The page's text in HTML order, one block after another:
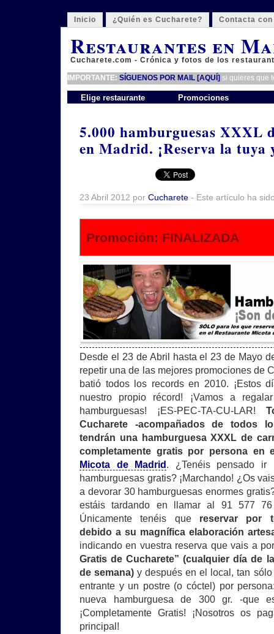
Inicio ¿Quién es Cucharete? Contacta
Restaurantes en
Cucharete.com - Crónica y fotos de los
IMPORTANTE: SÍGUENOS POR MAIL [AQUÍ] si quieres que
Elige restaurante Promociones
5.000 hamburguesas XXXL
en Madrid. ¡Reserva la tuya
23 Abril 2012 por Cucharete - Este artículo ha
Promoción: FINALIZADA
Desde el 23 de Abril hasta el 23 de Mayo
repetir una de las mejores promociones de
batió todos los records en 2010. ¡Estos
nuestro propio récord! ¡Vamos a
hamburguesas! ¡ES-PEC-TA-CU-LAR!
Cucharete -acompañados de todos
tendrán una hamburguesa XXXL de
completamente gratis por persona en
Micota de Madrid . ¿Tenéis pensado ir
hamburguesas gratis? ¡Marchando! ¿Os
a devorar 30 hamburguesas enormes
estáis tardando en llamar al 91 577
Únicamente tenéis que reservar por
debido a su magnífica elaboración
indicando en vuestra reserva que vais a
Gratis de Cucharete” (cualquier día de
de semana) y después en el local, tan
entrante y un postre (o cóctel) por
nueva hamburguesa de 300 gr. -que
¡Completamente Gratis! ¡Nosotros os
principal!